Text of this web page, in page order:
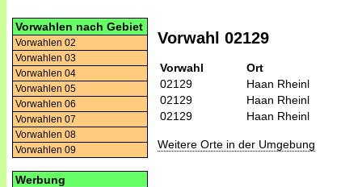
Vorwahlen nach Gebiet
Vorwahlen 02
Vorwahlen 03
Vorwahlen 04
Vorwahlen 05
Vorwahlen 06
Vorwahlen 07
Vorwahlen 08
Vorwahlen 09
Werbung
Vorwahl 02129
Vorwahl
Ort
02129
Haan Rheinl
02129
Haan Rheinl
02129
Haan Rheinl
Weitere Orte in der Umgebung